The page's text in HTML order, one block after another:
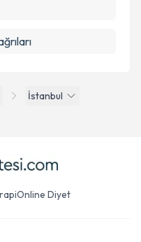
İstanbul
Online Diyet